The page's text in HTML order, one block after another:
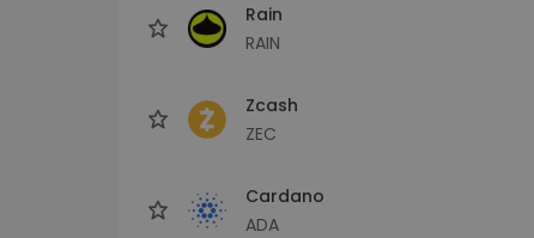
Rain
RAIN
Zcash
ZEC
Cardano
ADA